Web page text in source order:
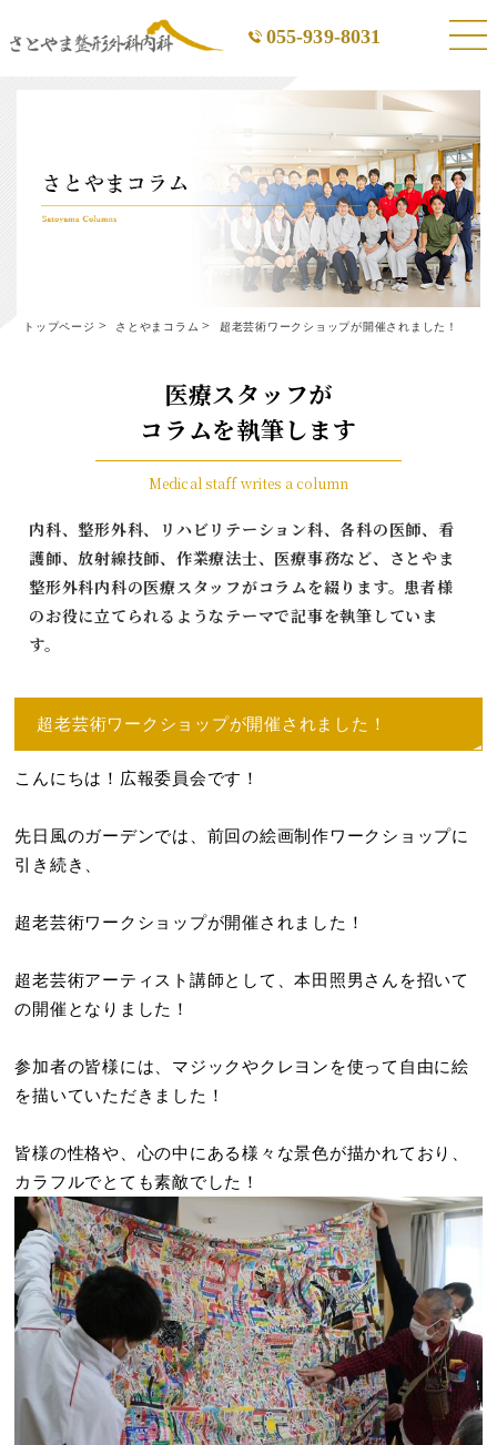
055-939-8031
トップページ さとやまコラム 超老芸術ワークショップが開催されました！
医療スタッフが
コラムを執筆します
Medical staff writes a column
内科、整形外科、リハビリテーション科、各科の医師、看
護師、放射線技師、作業療法士、医療事務など、さとやま
整形外科内科の医療スタッフがコラムを綴ります。患者様
のお役に立てられるようなテーマで記事を執筆していま
す。
超老芸術ワークショップが開催されました！
こんにちは！広報委員会です！
先日風のガーデンでは、前回の絵画制作ワークショップに
引き続き、
超老芸術ワークショップが開催されました！
超老芸術アーティスト講師として、本田照男さんを招いて
の開催となりました！
参加者の皆様には、マジックやクレヨンを使って自由に絵
を描いていただきました！
皆様の性格や、心の中にある様々な景色が描かれており、
カラフルでとても素敵でした！